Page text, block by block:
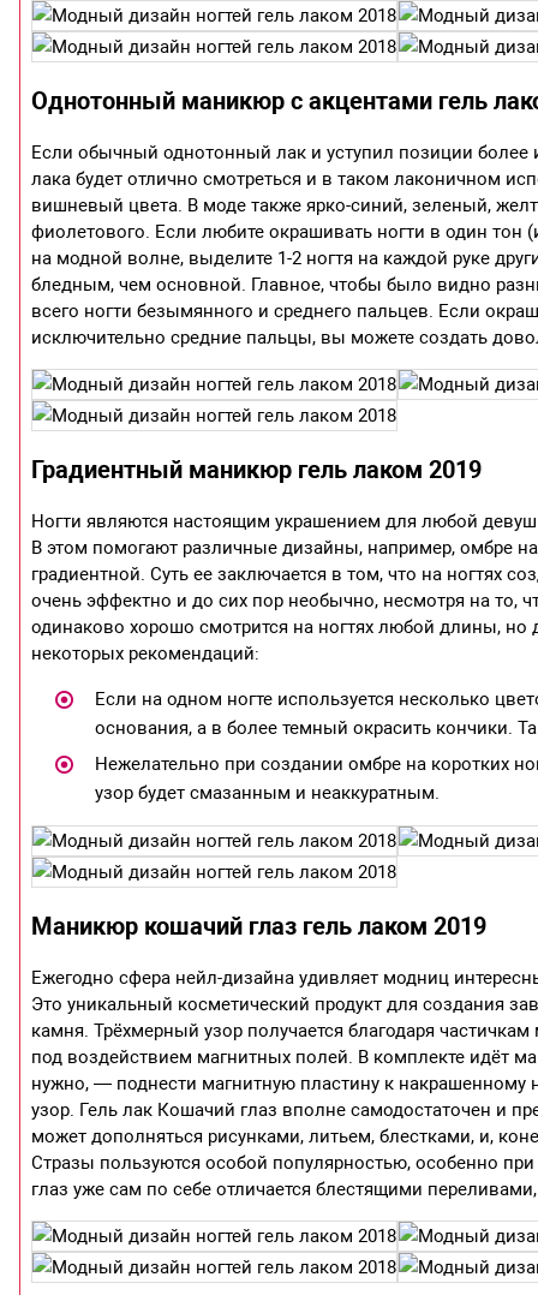
Однотонный маникюр с акцентами гель
Если обычный однотонный лак и уступил позиции
лака будет отлично смотреться и в таком лаконичном
вишневый цвета. В моде также ярко-синий, зеленый,
фиолетового. Если любите окрашивать ногти в один тон
на модной волне, выделите 1-2 ногтя на каждой руке
бледным, чем основной. Главное, чтобы было видно
всего ногти безымянного и среднего пальцев. Если
исключительно средние пальцы, вы можете создать
Градиентный маникюр гель лаком 2019
Ногти являются настоящим украшением для любой
В этом помогают различные дизайны, например, омбре
градиентной. Суть ее заключается в том, что на ногтях
очень эффектно и до сих пор необычно, несмотря на то,
одинаково хорошо смотрится на ногтях любой длины, но
некоторых рекомендаций:
Если на одном ногте используется несколько
основания, а в более темный окрасить кончики.
Нежелательно при создании омбре на коротких
узор будет смазанным и неаккуратным.
Маникюр кошачий глаз гель лаком 2019
Ежегодно сфера нейл-дизайна удивляет модниц
Это уникальный косметический продукт для создания
камня. Трёхмерный узор получается благодаря
под воздействием магнитных полей. В комплекте идёт
нужно, — поднести магнитную пластину к накрашенному
узор. Гель лак Кошачий глаз вполне самодостаточен и
может дополняться рисунками, литьем, блестками, и,
Стразы пользуются особой популярностью, особенно
глаз уже сам по себе отличается блестящими